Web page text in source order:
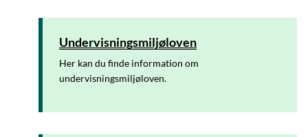
Undervisningsmiljøloven
Her kan du finde information om
undervisningsmiljøloven.